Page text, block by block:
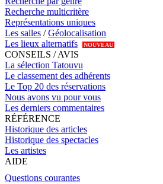
Recherche multicritère
Représentations uniques
Les salles /Géolocalisation
Les lieux alternatifs
NOUVEAU
CONSEILS / AVIS
La sélection Tatouvu
Le classement des adhérents
Le Top 20 des réservations
Nous avons vu pour vous
Les derniers commentaires
RÉFÉRENCE
Historique des articles
Historique des spectacles
Les artistes
AIDE
Questions courantes